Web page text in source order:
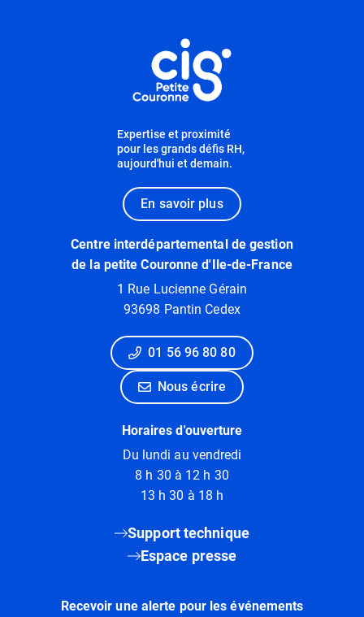
Expertise et proximité
pour les grands défis RH,
aujourd'hui et demain.
En savoir plus
Centre interdépartemental de gestion
de la petite Couronne d'Ile-de-France
1 Rue Lucienne Gérain
93698 Pantin Cedex
01 56 96 80 80
Nous écrire
Horaires d'ouverture
Du lundi au vendredi
8 h 30 à 12 h 30
13 h 30 à 18 h
Support technique
Espace presse
Recevoir une alerte pour les événements